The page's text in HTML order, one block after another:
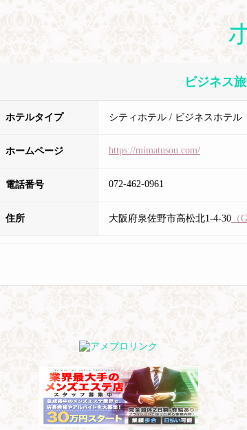
ビジネス
ホテルタイプ シティホテル / ビジネスホテル
ホームページ https://mimatusou.com/
電話番号 072-462-0961
住所 大阪府泉佐野市高松北1-4-30 （